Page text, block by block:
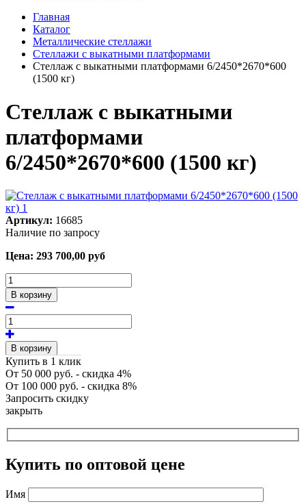
Главная
Каталог
Металлические стеллажи
Стеллажи с выкатными платформами
Стеллаж с выкатными платформами 6/2450*2670*600
(1500 кг)
Стеллаж с выкатными
платформами
6/2450*2670*600 (1500 кг)
Артикул: 16685
Наличие по запросу
Цена: 293 700,00 руб
В корзину
В корзину
Купить в 1 клик
От 50 000 руб. - скидка 4%
От 100 000 руб. - скидка 8%
Запросить скидку
закрыть
Купить по оптовой цене
Имя